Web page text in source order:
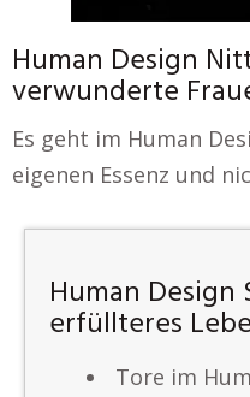
Human Design
verwunderte
Es geht im Human
eigenen Essenz und
Human Design
erfüllteres
Tore im